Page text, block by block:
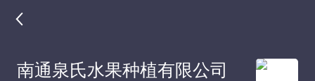
南通泉氏水果种植有限公司